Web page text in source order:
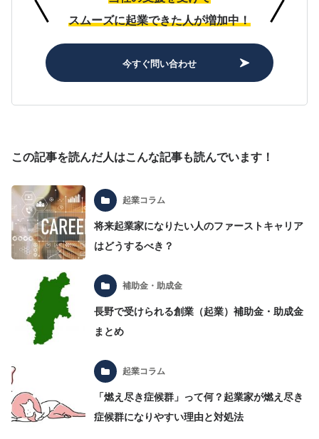
スムーズに起業できた人が増加中！
今すぐ問い合わせ
この記事を読んだ人はこんな記事も読んでいます！
起業コラム
将来起業家になりたい人のファーストキャリア
はどうするべき？
補助金・助成金
長野で受けられる創業（起業）補助金・助成金
まとめ
起業コラム
「燃え尽き症候群」って何？起業家が燃え尽き
症候群になりやすい理由と対処法